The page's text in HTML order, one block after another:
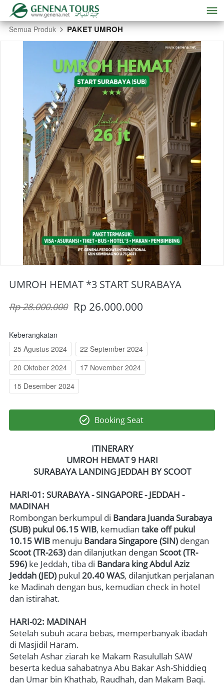
Semua Produk PAKET UMROH
UMROH HEMAT *3 START SURABAYA
Rp 28.000.000 Rp 26.000.000
Keberangkatan
25 Agustus 2024
22 September 2024
20 Oktober 2024
17 November 2024
15 Desember 2024
` Booking Seat
ITINERARY
UMROH HEMAT 9 HARI
SURABAYA LANDING JEDDAH BY SCOOT
HARI-01: SURABAYA - SINGAPORE - JEDDAH -
MADINAH
Rombongan berkumpul di
(SUB) pukul 06.15 WIB, kemudian take off pukul
10.15 WIB menuju Bandara Singapore (SIN)
Scoot (TR-263) dan dilanjutkan dengan Scoot (TR-
596) ke Jeddah, tiba di Bandara king Abdul Aziz
Jeddah(JED) pukul 20.40 WAS, dilanjutkan perjalanan
ke Madinah dengan bus, kemudian check in hotel
dan istirahat.
HARI-02: MADINAH
Setelah subuh acara bebas, memperbanyak ibadah
di Masjidil Haram.
Setelah Ashar ziarah ke Makam Rasulullah SAW
beserta kedua sahabatnya Abu Bakar Ash-Shiddieq
dan Umar bin Khathab, Raudhah, dan Makam Baqi.